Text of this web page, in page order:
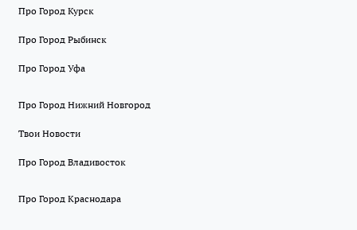
Про Город Курск
Про Город Рыбинск
Про Город Уфа
Про Город Нижний Новгород
Твои Новости
Про Город Владивосток
Про Город Краснодара